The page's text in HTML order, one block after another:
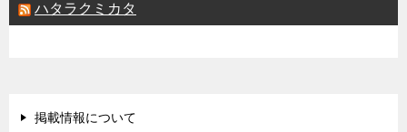
ハタラクミカタ
掲載情報について